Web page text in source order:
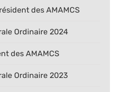
des AMAMCS
Ordinaire 2024
des AMAMCS
Ordinaire 2023